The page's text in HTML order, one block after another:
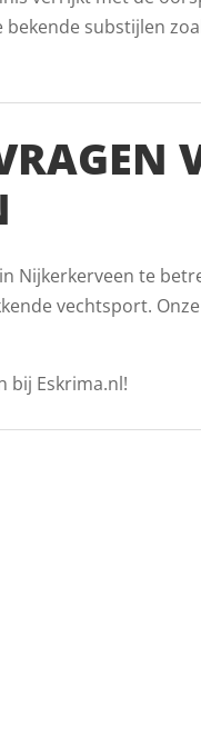
substijlen
Nijkerkerveen te
vechtsport.
bij Eskrima.nl!